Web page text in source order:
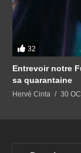
32
Entrevoir notre
sa quarantaine
Hervé Cinta 30